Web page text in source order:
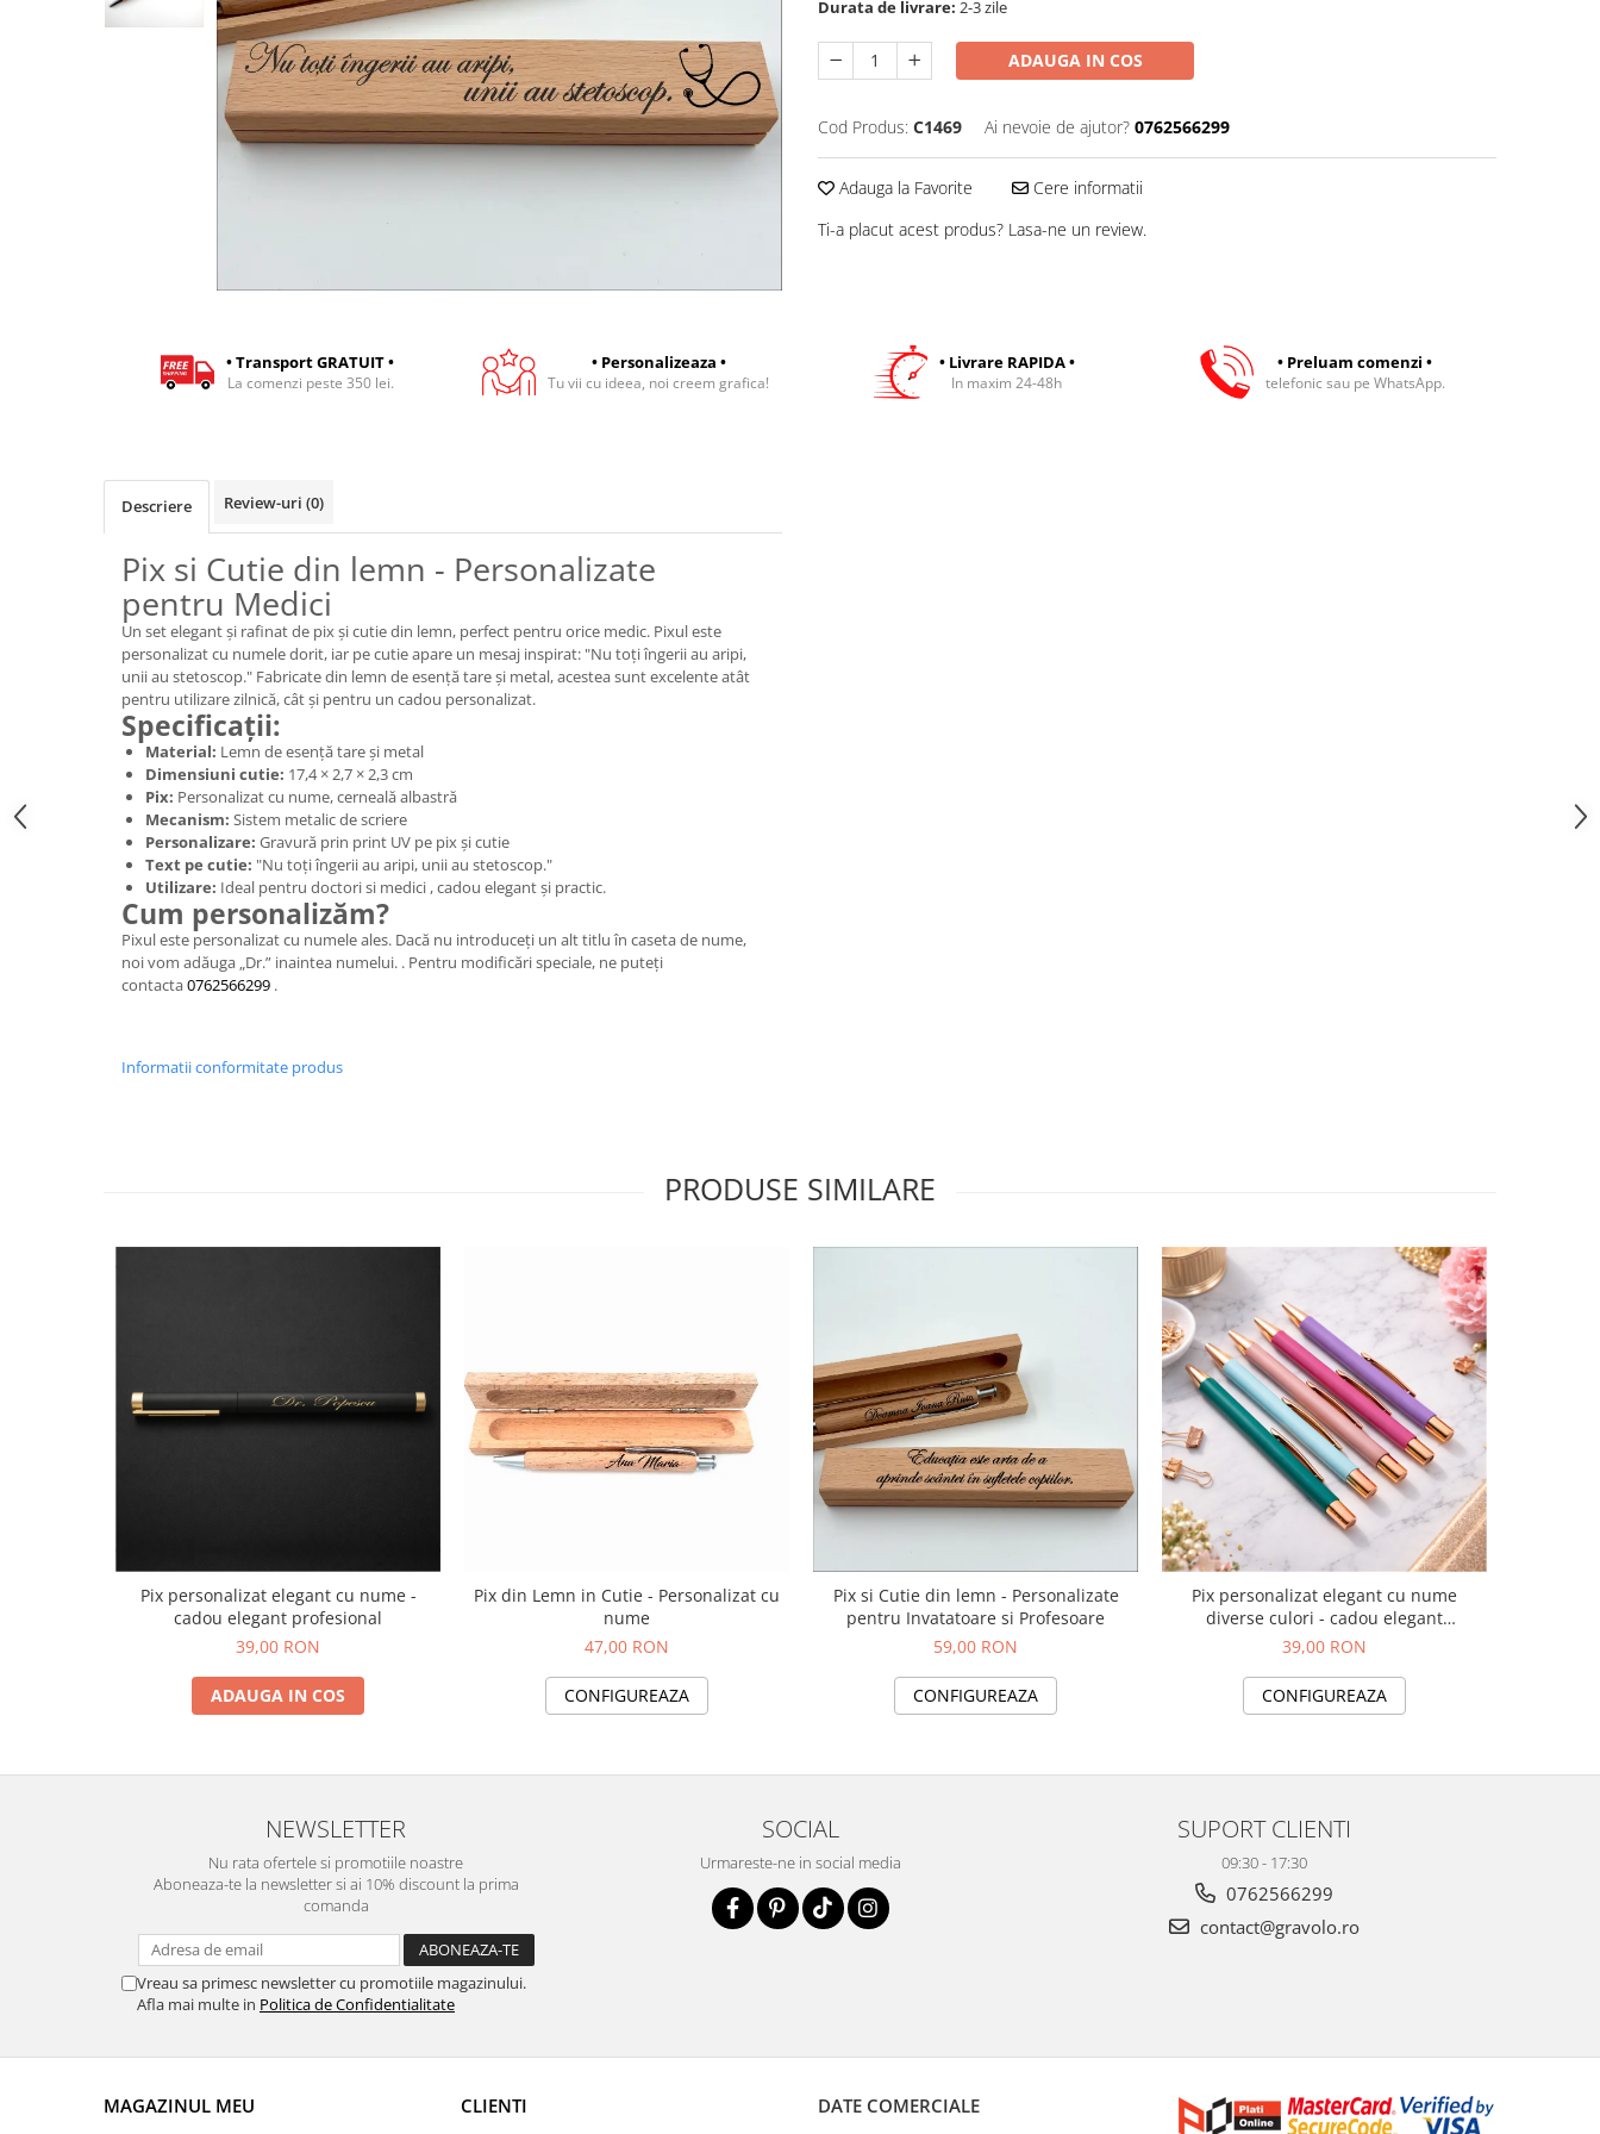
Body bebelusi personalizate
Etichete pentru sticla de vin
Durata de livrare: 2-3 zile
ADAUGA IN COS
Cod Produs: C1469 Ai nevoie de ajutor? 0762566299
Adauga la Favorite
Cere informatii
Ti-a placut acest produs? Lasa-ne un review.
• Transport GRATUIT •
La comenzi peste 350 lei.
• Personalizeaza •
Tu vii cu ideea, noi creem grafica!
• Livrare RAPIDA •
In maxim 24-48h
• Preluam comenzi •
telefonic sau pe WhatsApp.
Descriere Review-uri (0)
Pix si Cutie din lemn - Personalizate
pentru Medici
Un set elegant și rafinat de pix și cutie din lemn, perfect pentru orice medic. Pixul este
personalizat cu numele dorit, iar pe cutie apare un mesaj inspirat: "Nu toți îngerii au aripi,
unii au stetoscop." Fabricate din lemn de esență tare și metal, acestea sunt excelente atât
pentru utilizare zilnică, cât și pentru un cadou personalizat.
Specificații:
Material: Lemn de esență tare și metal
Dimensiuni cutie: 17,4 × 2,7 × 2,3 cm
Pix: Personalizat cu nume, cerneală albastră
Mecanism: Sistem metalic de scriere
Personalizare: Gravură prin print UV pe pix și cutie
Text pe cutie: "Nu toți îngerii au aripi, unii au stetoscop."
Utilizare: Ideal pentru doctori si medici , cadou elegant și practic.
Cum personalizăm?
Pixul este personalizat cu numele ales. Dacă nu introduceți un alt titlu în caseta de nume,
noi vom adăuga „Dr.” inaintea numelui. . Pentru modificări speciale, ne puteți
contacta0762566299 .
Informatii conformitate produs
PRODUSE SIMILARE
Pix personalizat elegant cu nume -
cadou elegant profesional
39,00 RON
ADAUGA IN COS
Pix din Lemn in Cutie - Personalizat cu
nume
47,00 RON
CONFIGUREAZA
Pix si Cutie din lemn - Personalizate
pentru Invatatoare si Profesoare
59,00 RON
CONFIGUREAZA
Pix personalizat elegant cu nume
diverse culori - cadou elegant
profesional
39,00 RON
CONFIGUREAZA
NEWSLETTER
Nu rata ofertele si promotiile noastre
Aboneaza-te la newsletter si ai 10% discount la prima
comanda
Vreau sa primesc newsletter cu promotiile magazinului.
Afla mai multe in Politica de Confidentialitate
SOCIAL
Urmareste-ne in social media
SUPORT CLIENTI
09:30 - 17:30
0762566299
contact@gravolo.ro
MAGAZINUL MEU CLIENTI DATE COMERCIALE